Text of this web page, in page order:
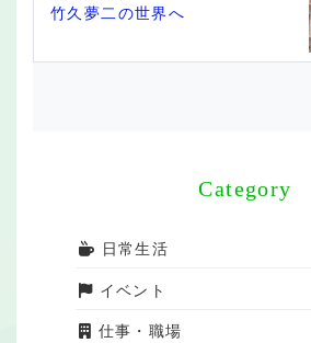
竹久夢二の世界へ
Category
日常生活
イベント
仕事・職場